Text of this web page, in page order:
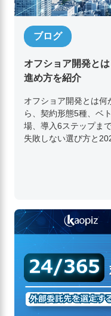
ブログ
オフショア開発と
進め方を紹介
オフショア開発とは
ら、契約形態5種、ベ
場、導入6ステップま
失敗しない選び方と